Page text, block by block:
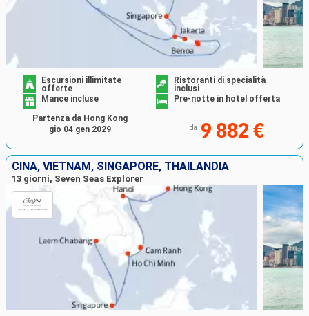
Escursioni illimitate
offerte
Ristoranti di specialità
inclusi
Mance incluse
Pre-notte in hotel offerta
da 9 882 €
Partenza da Hong Kong
gio 04 gen 2029
CINA, VIETNAM, SINGAPORE, THAILANDIA
13 giorni, Seven Seas Explorer